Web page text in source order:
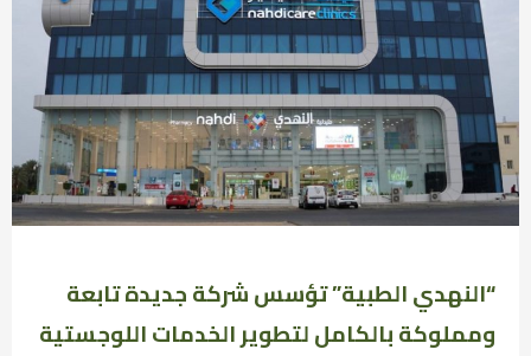
“النهدي الطبية” تؤسس شركة جديدة تابعة
ومملوكة بالكامل لتطوير الخدمات اللوجستية